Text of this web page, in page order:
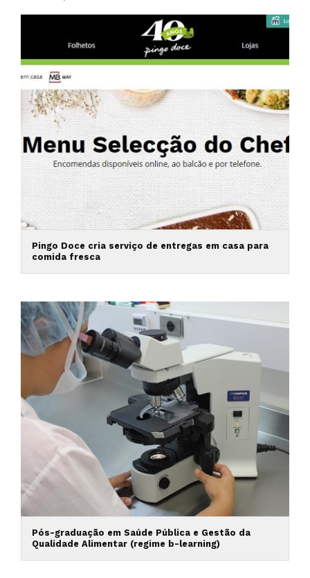
Pingo Doce cria serviço de entregas em casa para
comida fresca
Pós-graduação em Saúde Pública e Gestão da
Qualidade Alimentar (regime b-learning)